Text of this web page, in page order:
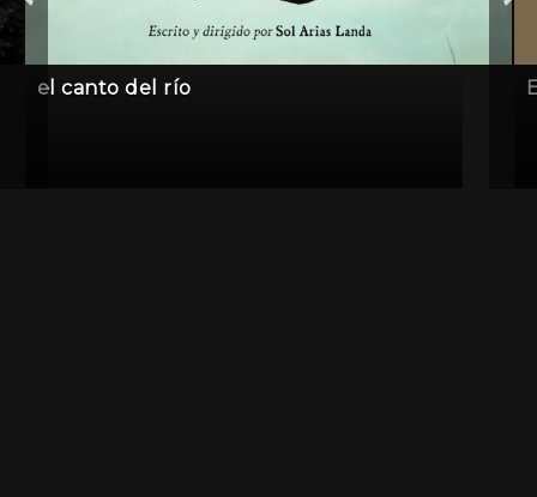
el canto del río